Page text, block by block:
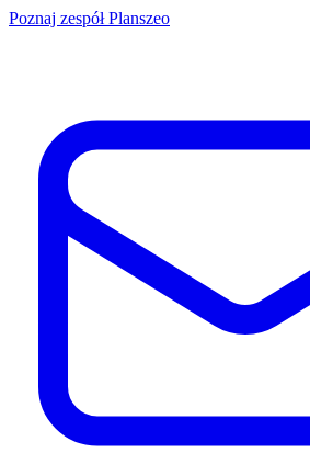
Poznaj zespół Planszeo